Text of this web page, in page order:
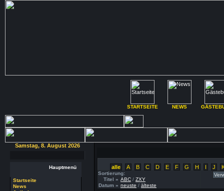
STARTSEITE NEWS
Samstag, 8. August 2026
Hauptmenü
Startseite
News
alle A B C D E F G H I J
Sortierung:
Titel » ABC / ZXY
Datum » neuste / älteste